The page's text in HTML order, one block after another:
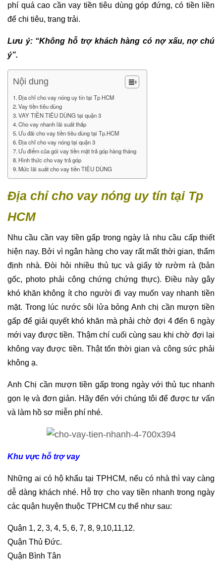
phí quá cao cần vay tiền tiêu dùng góp đứng, có tiền liền
để chi tiêu, trang trải.
Lưu ý: “Không hỗ trợ khách hàng có nợ xấu, nợ chú
ý”.
Nội dung
Địa chỉ cho vay nóng uy tín tại Tp HCM
Vay tiền tiêu dùng
VAY TIỀN TIÊU DÙNG tại quận 3
Cho vay nhanh lãi suất thấp
Ưu đãi cho vay tiền tiêu dùng tại Tp.HCM
Địa chỉ cho vay nóng tại quận 3
Ưu điểm của gói vay tiền mặt trả góp hàng tháng
Hình thức cho vay trả góp
Mức lãi suất cho vay tiền TIÊU DÙNG
Địa chỉ cho vay nóng uy tín tại Tp
HCM
Nhu cầu cần vay tiền gấp trong ngày là nhu cầu cấp thiết
hiện nay. Bởi vì ngân hàng cho vay rất mất thời gian, thẩm
định nhà. Đòi hỏi nhiều thủ tục và giấy tờ rườm rà (bản
gốc, photo phải công chứng chứng thực). Điều này gây
khó khăn không ít cho người đi vay muốn vay nhanh tiền
mặt. Trong lúc nước sôi lửa bỏng Anh chị cần mượn tiền
gấp để giải quyết khó khăn mà phải chờ đợi 4 đến 6 ngày
mới vay được tiền. Thậm chí cuối cùng sau khi chờ đợi lại
không vay được tiền. Thật tốn thời gian và công sức phải
không ạ.
Anh Chị cần mượn tiền gấp trong ngày với thủ tục nhanh
gọn lẹ và đơn giản. Hãy đến với chúng tôi để được tư vấn
và làm hồ sơ miễn phí nhé.
Khu vực hỗ trợ vay
Những ai có hộ khẩu tại TPHCM, nếu có nhà thì vay càng
dễ dàng khách nhé. Hỗ trợ cho vay tiền nhanh trong ngày
các quận huyện thuộc TPHCM cụ thể như sau:
Quận 1, 2, 3, 4, 5, 6, 7, 8, 9,10,11,12.
Quận Thủ Đức.
Quận Bình Tân